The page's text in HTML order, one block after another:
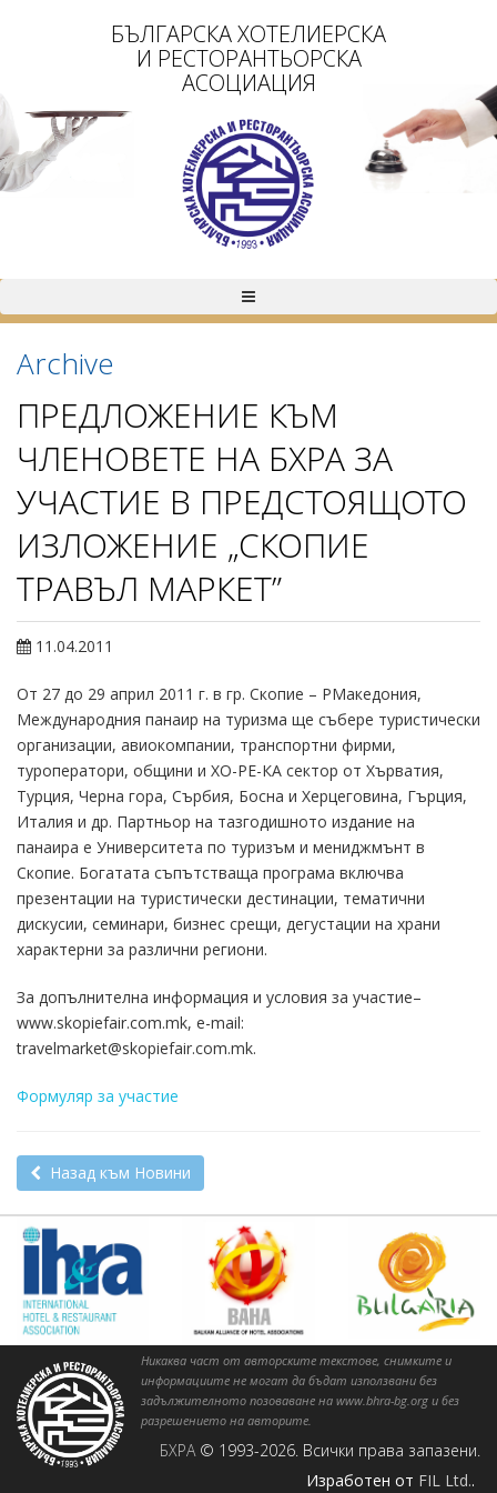
БЪЛГАРСКА ХОТЕЛИЕРСКА
И РЕСТОРАНТЬОРСКА
АСОЦИАЦИЯ
Archive
ПРЕДЛОЖЕНИЕ КЪМ
ЧЛЕНОВЕТЕ НА БХРА ЗА
УЧАСТИЕ В ПРЕДСТОЯЩОТО
ИЗЛОЖЕНИЕ „СКОПИЕ
ТРАВЪЛ МАРКЕТ”
11.04.2011
От 27 до 29 април 2011 г. в гр. Скопие – РМакедония,
Международния панаир на туризма ще събере туристически
организации, авиокомпании, транспортни фирми,
туроператори, общини и ХО-РЕ-КА сектор от Хърватия,
Турция, Черна гора, Сърбия, Босна и Херцеговина, Гърция,
Италия и др. Партньор на тазгодишното издание на
панаира е Университета по туризъм и мениджмънт в
Скопие. Богатата съпътстваща програма включва
презентации на туристически дестинации, тематични
дискусии, семинари, бизнес срещи, дегустации на храни
характерни за различни региони.
За допълнителна информация и условия за участие–
www.skopiefair.com.mk, e-mail:
travelmarket@skopiefair.com.mk.
Формуляр за участие
Назад към Новини
Никаква част от авторските текстове, снимките и
информациите не могат да бъдат използвани без
задължителното позоваване на www.bhra-bg.org и без
разрешението на авторите.
БХРА © 1993-2026. Всички права запазени.
Изработен от FIL Ltd..